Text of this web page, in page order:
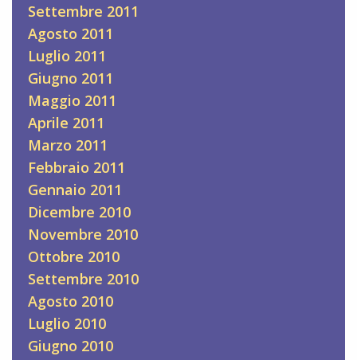
Settembre 2011
Agosto 2011
Luglio 2011
Giugno 2011
Maggio 2011
Aprile 2011
Marzo 2011
Febbraio 2011
Gennaio 2011
Dicembre 2010
Novembre 2010
Ottobre 2010
Settembre 2010
Agosto 2010
Luglio 2010
Giugno 2010